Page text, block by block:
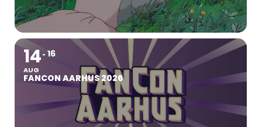
14
AUG
16
FANCON AARHUS 2026